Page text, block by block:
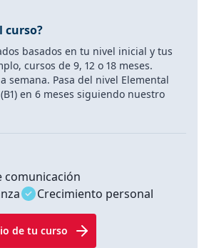
curso?
basados en tu nivel inicial y tus
cursos de 9, 12 o 18 meses.
semana. Pasa del nivel Elemental
en 6 meses siguiendo nuestro
comunicación
Crecimiento personal
de tu curso